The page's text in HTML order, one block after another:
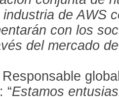
de AWS
con los
del mercado
“Estamos